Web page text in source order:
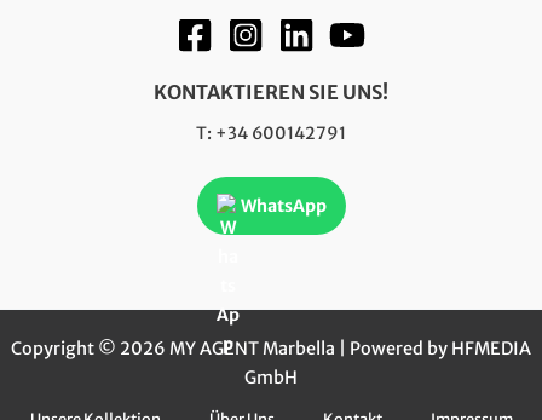
KONTAKTIEREN SIE UNS!
T: +34 600142791
WhatsApp
Copyright © 2026 MY AGENT Marbella | Powered by HFMEDIA
GmbH